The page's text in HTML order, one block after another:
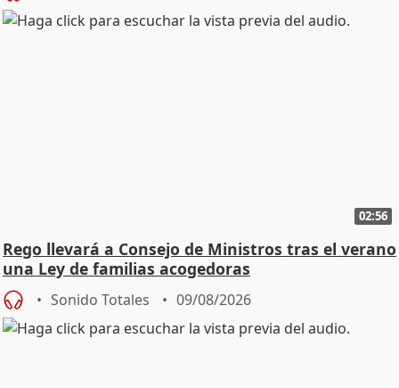
02:56
Rego llevará a Consejo de Ministros tras el verano
una Ley de familias acogedoras
Sonido Totales 09/08/2026